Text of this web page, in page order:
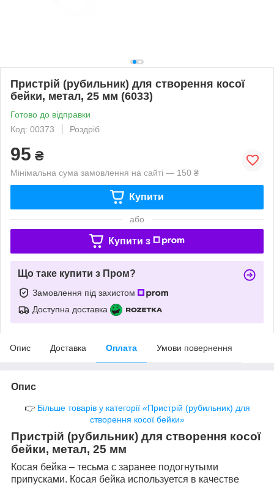
Пристрій (рубильник) для створення косої
бейки, метал, 25 мм (6033)
Готово до відправки
Код: 00373
Роздріб
95 ₴
Мінімальна сума замовлення на сайті — 150 ₴
Купити
або
Купити з
Що таке купити з Пром?
Замовлення під захистом
Доступна доставка
Опис Доставка Оплата Умови повернення
Опис
👉 Більше товарів у категорії «Пристрій (рубильник) для
створення косої бейки»
Пристрій (рубильник) для створення косої
бейки, метал, 25 мм
Косая бейка – тесьма с заранее подогнутыми
припусками. Косая бейка используется в качестве